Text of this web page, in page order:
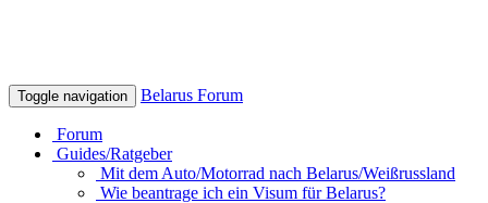
Toggle navigation Belarus Forum
Forum
Guides/Ratgeber
Mit dem Auto/Motorrad nach Belarus/Weißrussland
Wie beantrage ich ein Visum für Belarus?